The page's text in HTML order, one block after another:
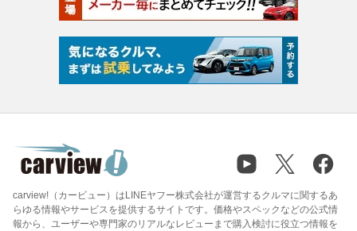
carview!（カービュー）はLINEヤフー株式会社が運営するクルマに関するあ
らゆる情報やサービスを提供するサイトです。価格やスペックなどの公式情
報から、ユーザーや専門家のリアルなレビューまで購入検討に役立つ情報を